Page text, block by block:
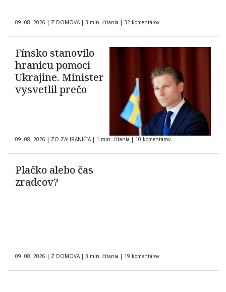
09. 08. 2026 | Z DOMOVA | 3 min. čítania | 32 komentárov
Fínsko stanovilo
hranicu pomoci
Ukrajine. Minister
vysvetlil prečo
09. 08. 2026 | ZO ZAHRANIČIA | 1 min. čítania | 10 komentárov
Plačko alebo čas
zradcov?
09. 08. 2026 | Z DOMOVA | 3 min. čítania | 19 komentárov